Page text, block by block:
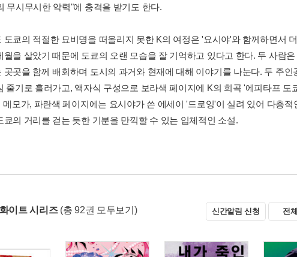
무시무시한 악력"에 충격을 받기도 한다.
도쿄의 적절한 묘비명을 떠올리지 못한 K의 여정은 '요시야'와 함께하면서
월을 살았기 때문에 도쿄의 오랜 모습을 잘 기억하고 있다고 한다. 두 사람
곳곳을 함께 배회하며 도시의 과거와 현재에 대해 이야기를 나눈다. 두 주
줄기로 흘러가고, 액자식 구성으로 보라색 페이지에 K의 희곡 '에피타프 도
메모가, 파란색 페이지에는 요시야가 쓴 에세이 '드로잉'이 실려 있어 다층
쿄의 거리를 걷는 듯한 기분을 만끽할 수 있는 입체적인 소설.
이트 시리즈 (총 92권 모두보기) 신간알림 신청 전